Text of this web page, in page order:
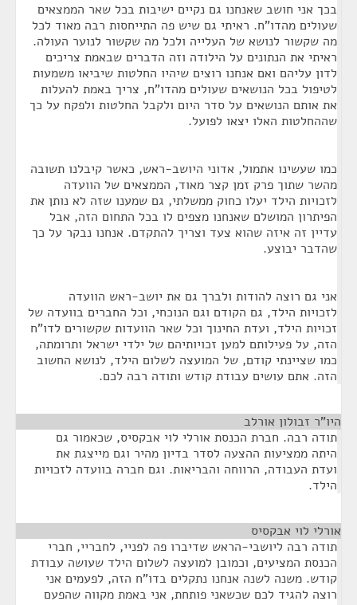
בכך אני חושב שאנחנו גם נקיים ישיבות בכל שאר הממצאים
שעולים מהדו"ח. ראיתי גם שיש פה התייחסות רבה מאוד לכל
מה שקשור לנושא של העלייה ולכל מה שקשור לנוער העולה.
ראיתי את הנתונים על הילודה וזה הדברים שבאמת צריכים
לדון עליהם ואם אנחנו רוצים שיהיו החלטות שיביאו משמעות
לטיפול בכל הנושאים שעולים מהדו"ח, צריך באמת להעלות
את אותם הנושאים על סדר היום ולקבל החלטות ולפקח על כך
שההחלטות האלו יצאו לפועל.
כמו שעשינו אתמול, אדוני היושב-ראש, כאשר קיבלנו תשובה
מהשר שתוך פרק זמן קצר מאוד, הממצאים של הוועדה
לזכויות הילד יעלו כחוק ממשלתי, גם שמענו שזה לא נותן את
הפיתרון המושלם שאנחנו מצפים לו בכל התחום הזה, אבל
עדיין זה איזה שהוא צעד וצריך להתקדם. אנחנו נבקר על כך
שהדבר יבוצע.
אני גם רוצה להודות ולברך גם את יושב-ראש הוועדה
לזכויות הילד, גם הקודם וגם הנוכחי, וכל החברים בוועדה של
זכויות הילד, ועדת החינוך וכל שאר הוועדות שקשורים לדו"ח
הזה, על פעילותם למען זכויותיהם של ילדי ישראל ותרומתה,
כמו שציינתי קודם, של המועצה לשלום הילד, לנושא החשוב
הזה. אתם עושים עבודת קודש ותודה רבה לכם.
היו"ר זבולון אורלב
תודה רבה. חברת הכנסת אורלי לוי אבקסיס, שכאמור גם
היתה ממציעות ההצעה לסדר בדיון מהיר וגם מייצגת את
ועדת העבודה, הרווחה והבריאות. וגם חברה בוועדה לזכויות
הילד.
אורלי לוי אבקסיס
תודה רבה ליושבי-הראש שדיברו פה לפניי, לחבריי, חברי
הכנסת המציעים, וכמובן למועצה לשלום הילד שעושה עבודת
קודש. משנה לשנה אנחנו נתקלים בדו"ח הזה, לפעמים אני
רוצה להגיד לכם שכשאני פותחת, אני באמת מקווה שהפעם